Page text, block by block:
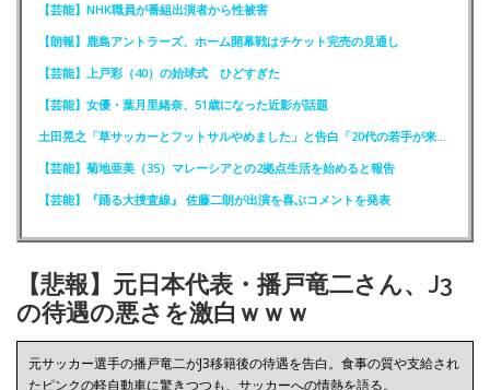
【芸能】NHK職員が番組出演者から性被害
【朗報】鹿島アントラーズ、ホーム開幕戦はチケット完売の見通し
【芸能】上戸彩（40）の始球式 ひどすぎた
【芸能】女優・葉月里緒奈、51歳になった近影が話題
土田晃之「草サッカーとフットサルやめました」と告白「20代の若手が来るんです。つまんなくて」
【芸能】菊地亜美（35）マレーシアとの2拠点生活を始めると報告
【芸能】『踊る大捜査線』 佐藤二朗が出演を喜ぶコメントを発表
【悲報】元日本代表・播戸竜二さん、J3
の待遇の悪さを激白ｗｗｗ
元サッカー選手の播戸竜二がJ3移籍後の待遇を告白。食事の質や支給され
たピンクの軽自動車に驚きつつも、サッカーへの情熱を語る。